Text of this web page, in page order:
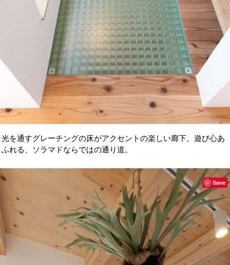
光を通すグレーチングの床がアクセントの楽しい廊下。遊び心あ
ふれる、ソラマドならではの通り道。
Save